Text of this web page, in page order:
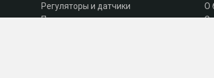
Регуляторы и датчики
Подсветка лестниц
О